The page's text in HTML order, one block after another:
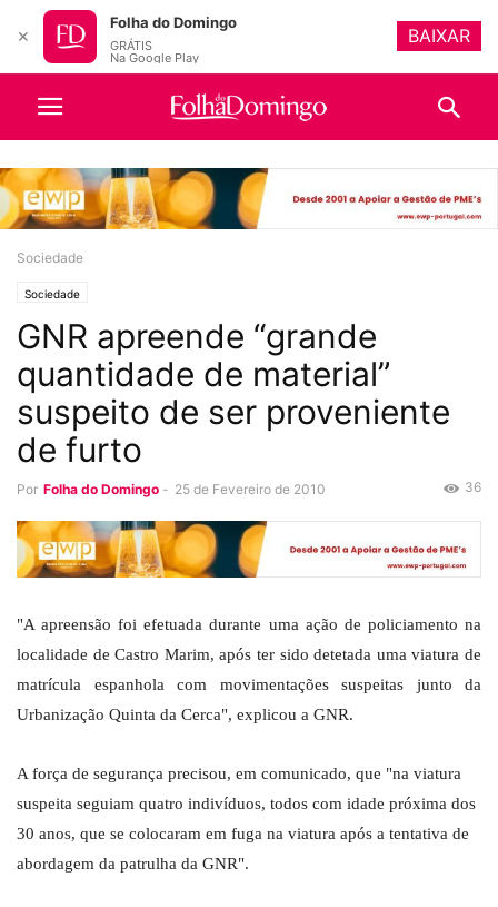
Sociedade
Sociedade
GNR apreende “grande
quantidade de material”
suspeito de ser proveniente
de furto
Por Folha do Domingo - 25 de Fevereiro de 2010 36
"A apreensão foi efetuada durante uma ação de policiamento na
localidade de Castro Marim, após ter sido detetada uma viatura de
matrícula espanhola com movimentações suspeitas junto da
Urbanização Quinta da Cerca", explicou a GNR.
A força de segurança precisou, em comunicado, que "na viatura
suspeita seguiam quatro indivíduos, todos com idade próxima dos
30 anos, que se colocaram em fuga na viatura após a tentativa de
abordagem da patrulha da GNR".
✕
Folha do Domingo
GRÁTIS
Na Google Play
BAIXAR